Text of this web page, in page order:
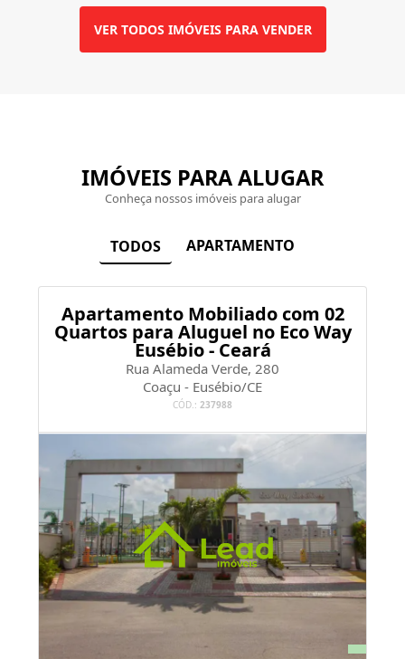
VER TODOS IMÓVEIS PARA VENDER
IMÓVEIS PARA ALUGAR
Conheça nossos imóveis para alugar
TODOS APARTAMENTO
Apartamento Mobiliado com 02
Quartos para Aluguel no Eco Way
Eusébio - Ceará
Rua Alameda Verde, 280
Coaçu - Eusébio/CE
CÓD.: 237988